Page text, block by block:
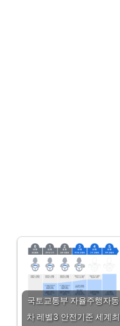
국토교통부 자율주행자동
차 레벨3 안전기준 세계최